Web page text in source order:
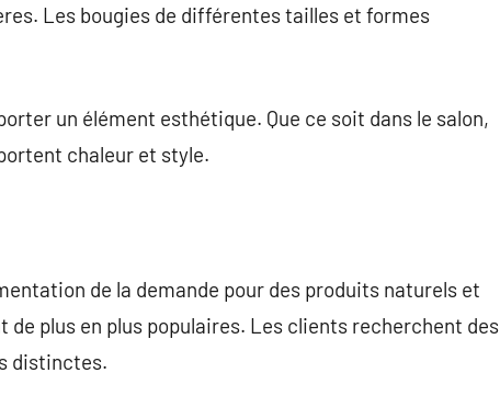
Les bougies de différentes tailles et formes
un élément esthétique. Que ce soit dans le salon,
chaleur et style.
de la demande pour des produits naturels et
plus en plus populaires. Les clients recherchent des
distinctes.